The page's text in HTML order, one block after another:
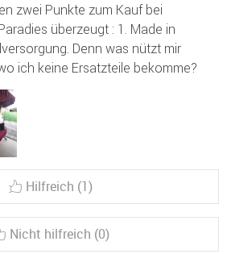
zwei Punkte zum Kauf bei
überzeugt : 1. Made in
Denn was nützt mir
ich keine Ersatzteile bekomme?
Hilfreich (1)
Nicht hilfreich (0)